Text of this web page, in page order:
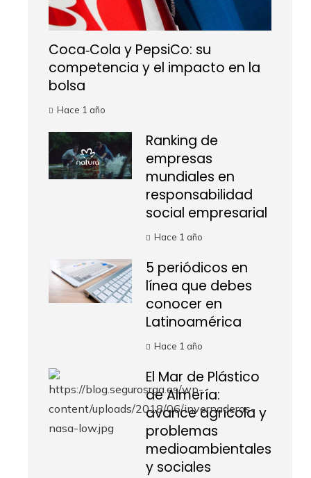
Coca‑Cola y PepsiCo: su
competencia y el impacto en la
bolsa
Hace 1 año
Ranking de
empresas
mundiales en
responsabilidad
social empresarial
Hace 1 año
5 periódicos en
línea que debes
conocer en
Latinoamérica
Hace 1 año
El Mar de Plástico
de Almería:
avance agrícola y
problemas
medioambientales
y sociales